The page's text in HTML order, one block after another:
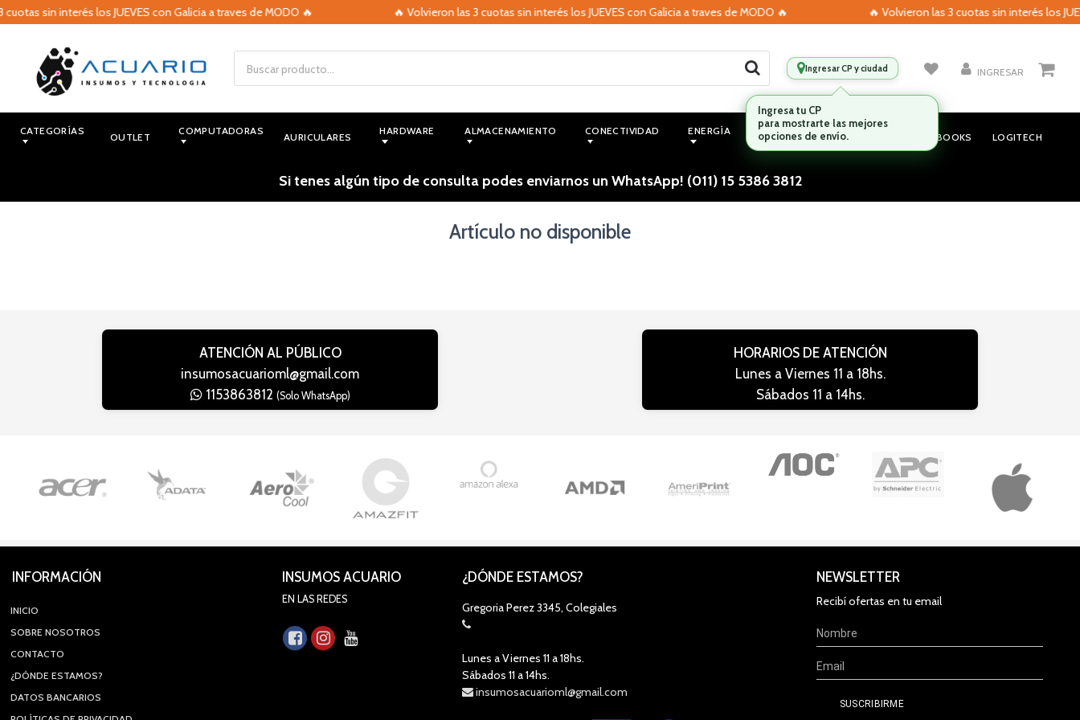
sin interés los JUEVES con Galicia a traves de MODO 🔥 🔥 Volvieron las 3 cuotas sin interés los JUEVES con Galicia a traves de MODO 🔥 🔥 Volvieron las 3 cuotas sin interés los
Ingresar CP y ciudad INGRESAR
CATEGORÍAS OUTLET COMPUTADORAS AURICULARES HARDWARE ALMACENAMIENTO CONECTIVIDAD ENERGÍA MONITORES AUDIO NOTEBOOKS LOGITECH
Si tenes algún tipo de consulta podes enviarnos un WhatsApp! (011) 15 5386 3812
Artículo no disponible
ATENCIÓN AL PÚBLICO
insumosacuarioml@gmail.com
1153863812 (Solo WhatsApp)
HORARIOS DE ATENCIÓN
Lunes a Viernes 11 a 18hs.
Sábados 11 a 14hs.
INFORMACIÓN
INICIO
SOBRE NOSOTROS
CONTACTO
¿DÓNDE ESTAMOS?
DATOS BANCARIOS
INSUMOS ACUARIO
EN LAS REDES
¿DÓNDE ESTAMOS?
Gregoria Perez 3345, Colegiales
Lunes a Viernes 11 a 18hs.
Sábados 11 a 14hs.
insumosacuarioml@gmail.com
NEWSLETTER
Recibí ofertas en tu email
Ingresa tu CP
para mostrarte las mejores
opciones de envío.